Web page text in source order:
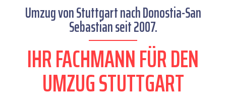
Umzug von Stuttgart nach Donostia-San
Sebastian seit 2007.
IHR FACHMANN FÜR DEN
UMZUG STUTTGART